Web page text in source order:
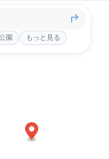
園 もっと見る